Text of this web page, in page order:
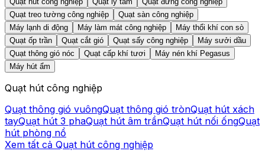
Quạt treo tường công nghiệp
Quạt sàn công nghiệp
Máy lạnh di động
Máy làm mát công nghiệp
Máy thổi khí con sò
Quạt ốp trần
Quạt cắt gió Quạt sấy công nghiệp
Máy sưởi dầu
Quạt thông gió nóc
Quạt cấp khí tươi
Máy nén khí Pegasus
Máy hút ẩm
Quạt hút công nghiệp
Quạt thông gió vuôngQuạt thông gió trònQuạt hút xách
tayQuạt hút 3 phaQuạt hút âm trầnQuạt hút nối ốngQuạt
hút phòng nổ
Xem tất cả Quạt hút công nghiệp